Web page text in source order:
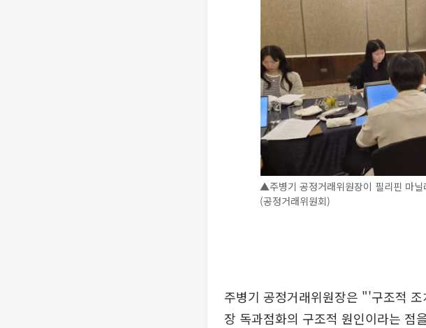
▲주병기 공정거래위원장이 필리핀 마
(공정거래위원회)
주병기 공정거래위원장은 "'구조적
장 독과점화의 구조적 원인이라는 점